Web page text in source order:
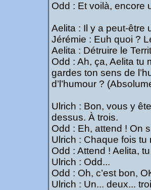
Odd : Et voilà, encore
Aelita : Il y a peut-être
Jérémie : Euh quoi ?
Aelita : Détruire le
Odd : Ah, ça, Aelita tu
gardes ton sens de
d’l’humour ?
Ulrich : Bon, vous y
dessus. À trois.
Odd : Eh, attend ! On
Ulrich : Chaque fois
Odd : Attend ! Aelita,
Ulrich : Odd...
Odd : Oh, c’est bon,
Ulrich : Un... deux...